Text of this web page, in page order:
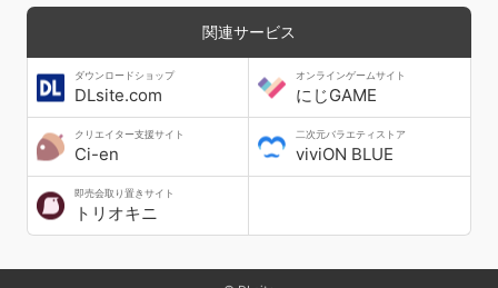
関連サービス
ダウンロードショップ
DLsite.com
オンラインゲームサイト
にじGAME
クリエイター支援サイト
Ci-en
二次元バラエティストア
viviON BLUE
即売会取り置きサイト
トリオキニ